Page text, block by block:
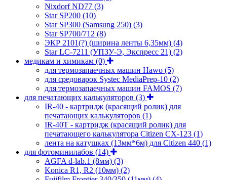
Nixdorf ND77 (3)
Star SP200 (10)
Star SP300 (Samsung 250) (3)
Star SP700/712 (8)
ЭКР 2101(?) (ширина ленты 6,35мм) (4)
Star LC-7211 (УПЗУ-Э, Экспресс 21) (2)
медикам и химикам (0)
для термозапаечных машин Hawo (5)
для средоварок Systec MediaPrep-10 (2)
для термозапаечных машин FAMOS (7)
для печатающих калькуляторов (3)
IR-40 - картридж (красящий ролик) для
печатающих калькуляторов (1)
IR-40T - картридж (красящий ролик) для
печатающего калькулятора Citizen CX-123 (1)
лента на катушках (13мм*6м) для Citizen 440 (1)
для фотоминилабов (14)
AGFA d-lab.1 (8мм) (3)
Konica R1, R2 (10мм) (2)